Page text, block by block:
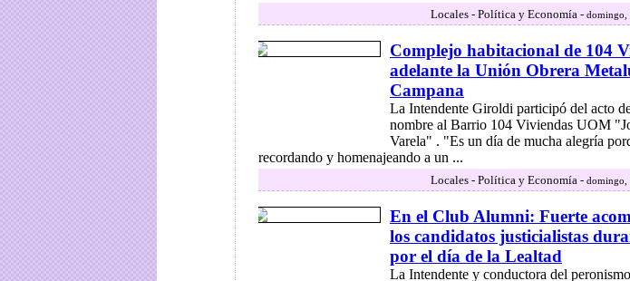
Locales - Política y Economía - domingo,
Complejo habitacional de 104
adelante la Unión Obrera
Campana
La Intendente Giroldi participó del acto
nombre al Barrio 104 Viviendas UOM
Varela" . "Es un día de mucha alegría
recordando y homenajeando a un ...
Locales - Política y Economía - domingo,
En el Club Alumni: Fuerte
los candidatos justicialistas
por el día de la Lealtad
La Intendente y conductora del